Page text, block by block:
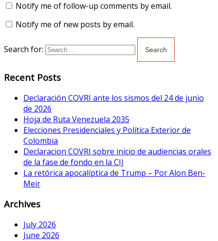
Notify me of follow-up comments by email.
Notify me of new posts by email.
Search for:
Recent Posts
Declaración COVRI ante los sismos del 24 de junio
de 2026
Hoja de Ruta Venezuela 2035
Elecciones Presidenciales y Política Exterior de
Colombia
Declaracion COVRI sobre inicio de audiencias orales
de la fase de fondo en la CIJ
La retórica apocalíptica de Trump – Por Alon Ben-
Meir
Archives
July 2026
June 2026